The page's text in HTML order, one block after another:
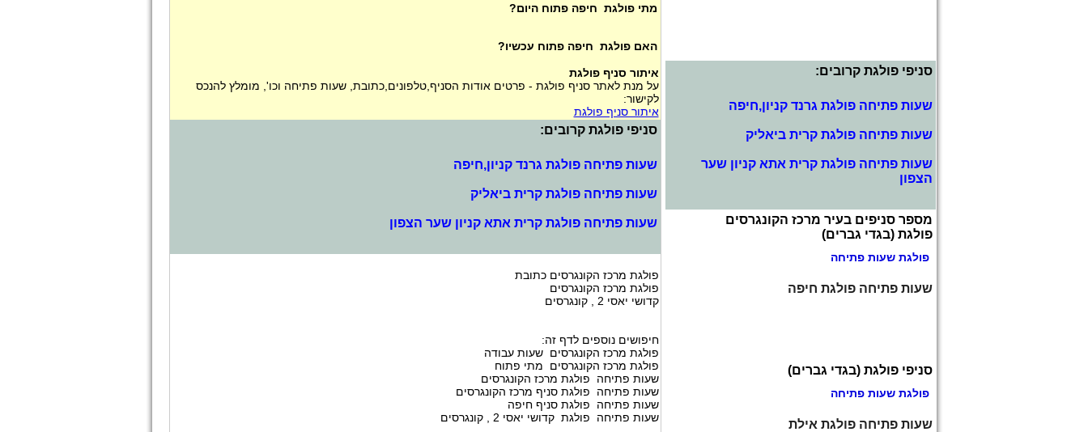
מתי פולגת חיפה פתוח היום?
האם פולגת חיפה פתוח עכשיו?
איתור סניף פולגת
על מנת לאתר סניף פולגת - פרטים אודות הסניף,טלפונים,כתובת, שעות פתיחה וכו', מומלץ להנכס
לקישור:
איתור סניף פולגת
סניפי פולגת קרובים:
שעות פתיחה פולגת גרנד קניון,חיפה
שעות פתיחה פולגת קרית ביאליק
שעות פתיחה פולגת קרית אתא קניון שער הצפון
פולגת מרכז הקונגרסים כתובת
פולגת מרכז הקונגרסים
קדושי יאסי 2 , קונגרסים
חיפושים נוספים לדף זה:
פולגת מרכז הקונגרסים שעות עבודה
פולגת מרכז הקונגרסים מתי פתוח
שעות פתיחה פולגת מרכז הקונגרסים
שעות פתיחה פולגת סניף מרכז הקונגרסים
שעות פתיחה פולגת סניף חיפה
שעות פתיחה פולגת קדושי יאסי 2 , קונגרסים
סניפי פולגת קרובים:
שעות פתיחה פולגת גרנד קניון,חיפה
שעות פתיחה פולגת קרית ביאליק
שעות פתיחה פולגת קרית אתא קניון שער
הצפון
מספר סניפים בעיר מרכז הקונגרסים
פולגת (בגדי גברים)
פולגת שעות פתיחה
שעות פתיחה פולגת חיפה
סניפי פולגת (בגדי גברים)
פולגת שעות פתיחה
שעות פתיחה פולגת אילת